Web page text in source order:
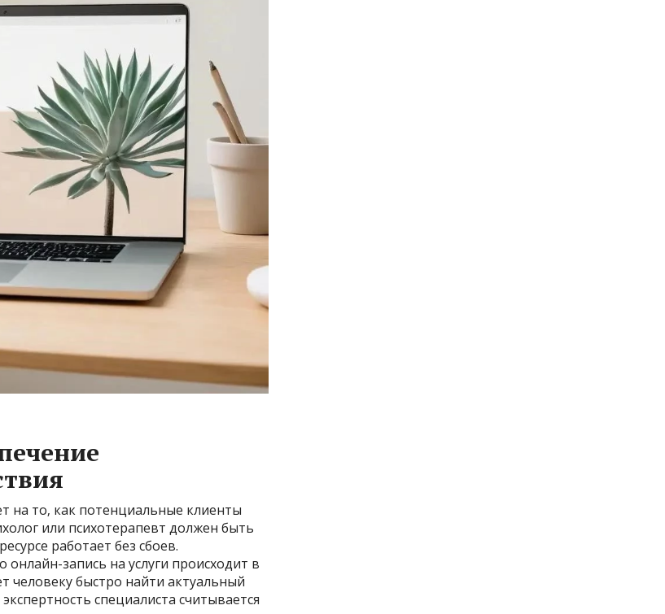
на то‚ как потенциальные клиенты
или психотерапевт должен быть
работает без сбоев.
онлайн-запись на услуги происходит в
человеку быстро найти актуальный
специалиста считывается